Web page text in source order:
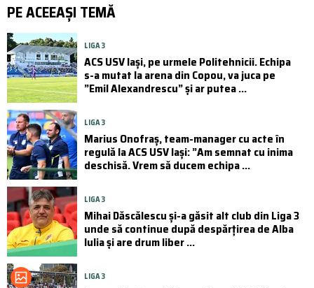
PE ACEEAȘI TEMĂ
LIGA 3
ACS USV Iași, pe urmele Politehnicii. Echipa
s-a mutat la arena din Copou, va juca pe
”Emil Alexandrescu” și ar putea ...
LIGA 3
Marius Onofraș, team-manager cu acte în
regulă la ACS USV Iași: ”Am semnat cu inima
deschisă. Vrem să ducem echipa ...
LIGA 3
Mihai Dăscălescu și-a găsit alt club din Liga 3
unde să continue după despărțirea de Alba
Iulia și are drum liber ...
LIGA 3